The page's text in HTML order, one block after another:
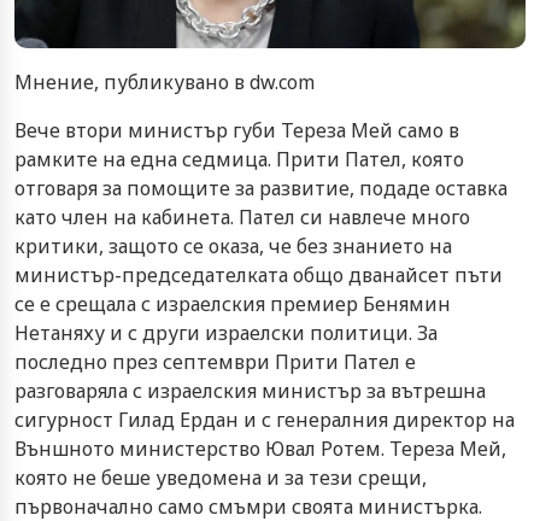
Мнение, публикувано в dw.com
Вече втори министър губи Тереза Мей само в
рамките на една седмица. Прити Пател, която
отговаря за помощите за развитие, подаде оставка
като член на кабинета. Пател си навлече много
критики, защото се оказа, че без знанието на
министър-председателката общо дванайсет пъти
се е срещала с израелския премиер Бенямин
Нетаняху и с други израелски политици. За
последно през септември Прити Пател е
разговаряла с израелския министър за вътрешна
сигурност Гилад Ердан и с генералния директор на
Външното министерство Ювал Ротем. Тереза Мей,
която не беше уведомена и за тези срещи,
първоначално само смъмри своята министърка.